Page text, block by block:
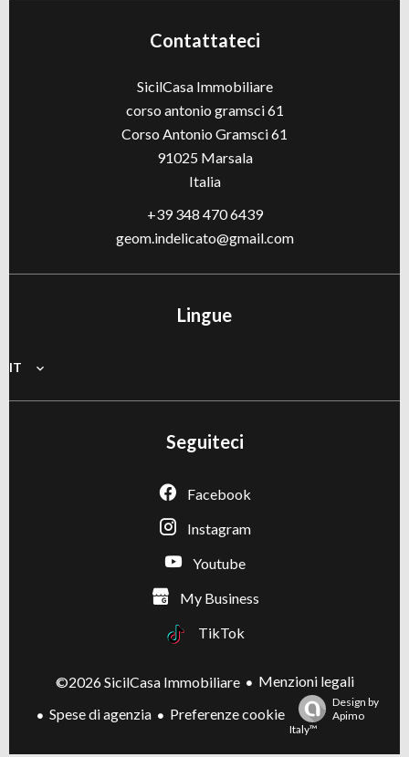
Contattateci
SicilCasa Immobiliare
corso antonio gramsci 61
Corso Antonio Gramsci 61
91025Marsala
Italia
+39 348 470 6439
geom.indelicato@gmail.com
Lingue
IT
Seguiteci
Facebook
Instagram
Youtube
My Business
TikTok
©2026 SicilCasa Immobiliare
Menzioni legali
Spese di agenzia
Preferenze cookie
Design by
Apimo
Italy™